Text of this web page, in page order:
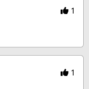
1
1